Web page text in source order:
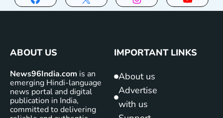
ABOUT US
News96India.com is an
emerging Hindi-language
news portal and digital
publication in India,
committed to delivering
IMPORTANT LINKS
About us
Advertise
with us